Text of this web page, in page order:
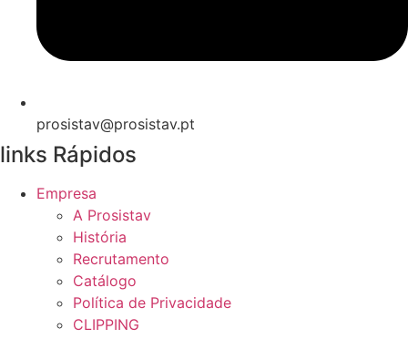
prosistav@prosistav.pt
links Rápidos
Empresa
A Prosistav
História
Recrutamento
Catálogo
Política de Privacidade
CLIPPING